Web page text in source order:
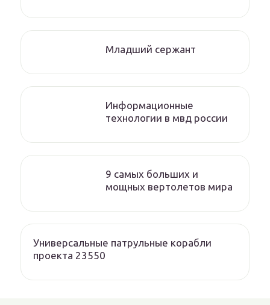
Младший сержант
Информационные
технологии в мвд россии
9 самых больших и
мощных вертолетов мира
Универсальные патрульные корабли
проекта 23550